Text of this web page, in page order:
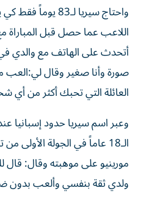
واحتاج سيريا
اللاعب عما حصل قبل المباراة
أتحدث على الهاتف مع والدي
صورة وأنا صغير وقال
العائلة التي تحبك أكثر من
وعبر اسم سيريا حدود
الـ18 عاماً في الجولة
مورينيو على موهبته وقال:
ولدي ثقة بنفسي وألعب بدون